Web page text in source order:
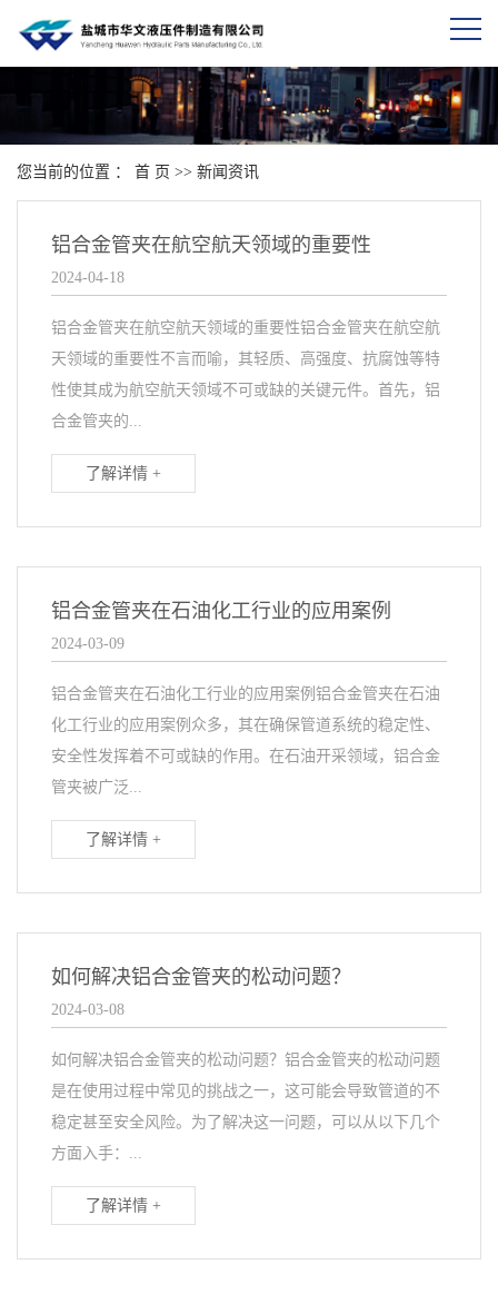
您当前的位置 ： 首 页 >> 新闻资讯
铝合金管夹在航空航天领域的重要性
2024-04-18
铝合金管夹在航空航天领域的重要性铝合金管夹在航空航
天领域的重要性不言而喻，其轻质、高强度、抗腐蚀等特
性使其成为航空航天领域不可或缺的关键元件。首先，铝
合金管夹的...
了解详情 +
铝合金管夹在石油化工行业的应用案例
2024-03-09
铝合金管夹在石油化工行业的应用案例铝合金管夹在石油
化工行业的应用案例众多，其在确保管道系统的稳定性、
安全性发挥着不可或缺的作用。在石油开采领域，铝合金
管夹被广泛...
了解详情 +
如何解决铝合金管夹的松动问题？
2024-03-08
如何解决铝合金管夹的松动问题？铝合金管夹的松动问题
是在使用过程中常见的挑战之一，这可能会导致管道的不
稳定甚至安全风险。为了解决这一问题，可以从以下几个
方面入手：...
了解详情 +